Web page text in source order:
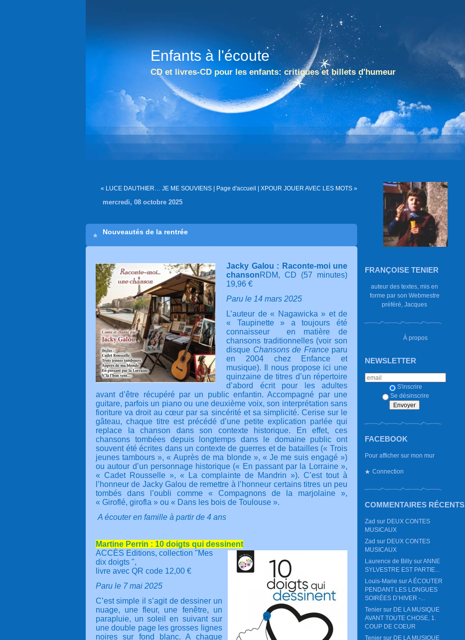
Enfants à l'écoute
CD et livres-CD pour les enfants: critiques et billets d'humeur
FRANÇOISE TENIER
auteur des textes, mis en
forme par son Webmestre
préféré, Jacques
À propos
NEWSLETTER
S'inscrire
Se désinscrire
FACEBOOK
Pour afficher sur mon mur
Connection
COMMENTAIRES RÉCENTS
Zad sur DEUX CONTES
MUSICAUX
Zad sur DEUX CONTES
MUSICAUX
Laurence de Billy surANNE
SYLVESTRE EST PARTIE...
Louis-Marie surA ÉCOUTER
PENDANT LES LONGUES
SOIRÉES D’HIVER -...
Tenier sur DE LA MUSIQUE
AVANT TOUTE CHOSE, 1.
COUP DE COEUR
Tenier sur DE LA MUSIQUE
« LUCE DAUTHIER… JE ME SOUVIENS | Page d'accueil | XPOUR JOUER AVEC LES MOTS »
mercredi, 08 octobre 2025
Nouveautés de la rentrée
Jacky Galou : Raconte-moi une
chansonRDM, CD (57 minutes)
19,96 €
Paru le 14 mars 2025
L’auteur de « Nagawicka » et de
« Taupinette » a toujours été
connaisseur
en matière de
chansons traditionnelles (voir son
disque Chansons de Franceparu
en 2004 chez Enfance et
musique). Il nous propose ici une
quinzaine de titres d’un répertoire
d’abord écrit pour les adultes
avant d’être récupéré par un public enfantin. Accompagné par une
guitare, parfois un piano ou une deuxième voix, son interprétation sans
fioriture va droit au cœur par sa sincérité et sa simplicité. Cerise sur le
gâteau, chaque titre est précédé d’une petite explication parlée qui
replace la chanson dans son contexte historique. En effet, ces
chansons tombées depuis longtemps dans le domaine public ont
souvent été écrites dans un contexte de guerres et de batailles (« Trois
jeunes tambours », « Auprès de ma blonde », « Je me suis engagé »)
ou autour d’un personnage historique (« En passant par la Lorraine »,
« Cadet Rousselle », « La complainte de Mandrin »). C’est tout à
l’honneur de Jacky Galou de remettre à l’honneur certains titres un peu
tombés dans l’oubli comme « Compagnons de la marjolaine »,
« Giroflé, girofla » ou « Dans les bois de Toulouse ».
A écouter en famille à partir de 4 ans
Martine Perrin : 10 doigts qui dessinent
ACCÈS Editions, collection "Mes
dix doigts ",
livre avec QR code 12,00 €
Paru le 7 mai 2025
C’est simple il s’agit de dessiner un
nuage, une fleur, une fenêtre, un
parapluie, un soleil en suivant sur
une double page les grosses lignes
noires sur fond blanc. A chaque